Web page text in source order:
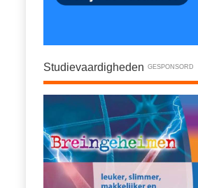
Studievaardigheden GESPONSORD